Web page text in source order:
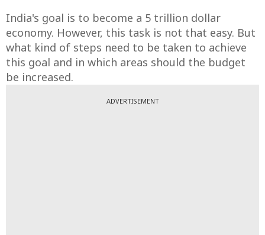
India's goal is to become a 5 trillion dollar
economy. However, this task is not that easy. But
what kind of steps need to be taken to achieve
this goal and in which areas should the budget
be increased.
ADVERTISEMENT